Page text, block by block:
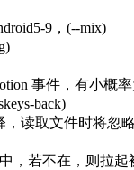
9，(--mix)
事件，有小概
back)
读取文件时将忽
若不在，则拉起